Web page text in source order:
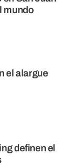
mundo
el alargue
definen el